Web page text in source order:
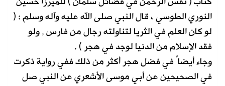
النوري الطوسي ، قال النبي صلى الله عليه وآله وسلم : (
لو كان العلم في الثريا لتناولته رجال من فارس , ولو
فقد الإسلام من الدنيا لوجد في هجر ) .
وجاء أيضاً في فضل هجر أكثر من ذلك ففي رواية ذكرت
في الصحيحين عن أبي موسى الأشعري عن النبي صل